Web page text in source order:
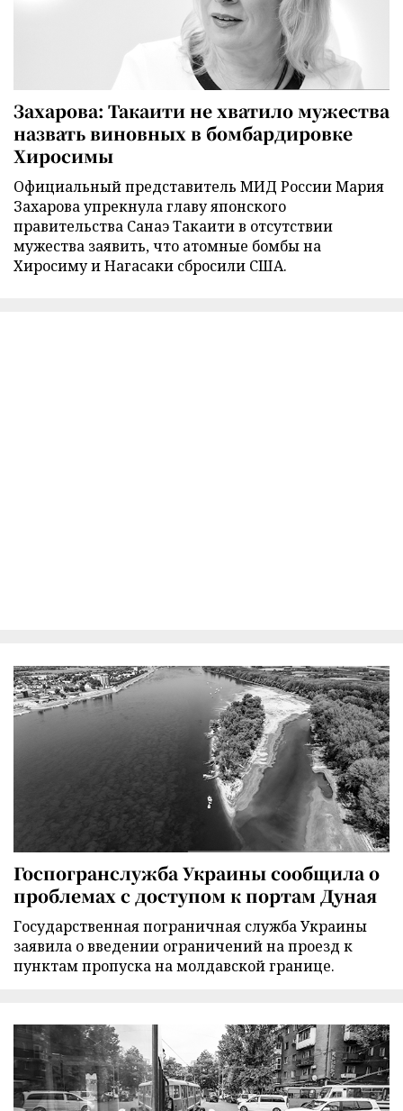
Захарова: Такаити не хватило мужества
назвать виновных в бомбардировке
Хиросимы
Официальный представитель МИД России Мария
Захарова упрекнула главу японского
правительства Санаэ Такаити в отсутствии
мужества заявить, что атомные бомбы на
Хиросиму и Нагасаки сбросили США.
Госпогранслужба Украины сообщила о
проблемах с доступом к портам Дуная
Государственная пограничная служба Украины
заявила о введении ограничений на проезд к
пунктам пропуска на молдавской границе.